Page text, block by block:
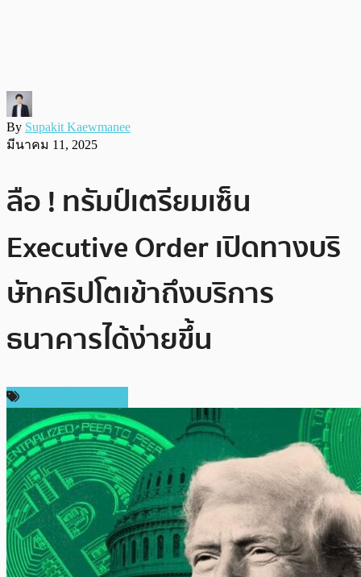
By Supakit Kaewmanee
มีนาคม 11, 2025
ลือ ! ทรัมป์เตรียมเซ็น
Executive Order เปิดทางบริ
ษัทคริปโตเข้าถึงบริการ
ธนาคารได้ง่ายขึ้น